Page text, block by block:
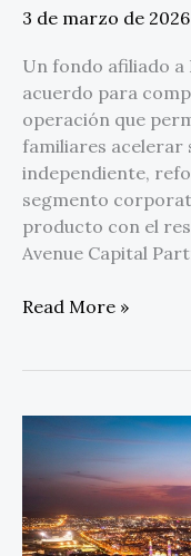
3 de marzo de 2026
Un fondo afiliado a
acuerdo para
operación que
familiares acelerar
independiente,
segmento
producto con el
Avenue Capital
Read More »
La
Residencia
Dorada
Omán